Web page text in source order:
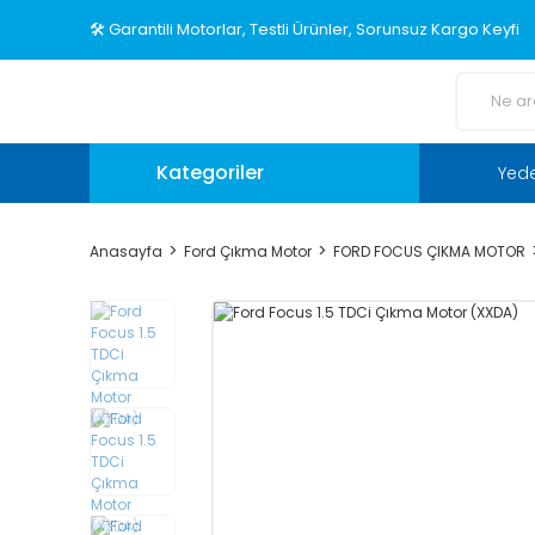
🛠️ Garantili Motorlar, Testli Ürünler, Sorunsuz Kargo Keyfi
Kategoriler
Anasayfa Ford Çıkma Motor FORD FOCUS ÇIKMA MOTOR